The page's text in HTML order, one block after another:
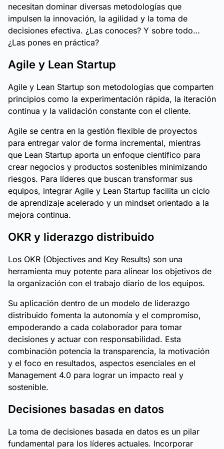
necesitan dominar diversas metodologías que
impulsen la innovación, la agilidad y la toma de
decisiones efectiva. ¿Las conoces? Y sobre todo…
¿Las pones en práctica?
Agile y Lean Startup
Agile y Lean Startup son metodologías que comparten
principios como la experimentación rápida, la iteración
continua y la validación constante con el cliente.
Agile se centra en la gestión flexible de proyectos
para entregar valor de forma incremental, mientras
que Lean Startup aporta un enfoque científico para
crear negocios y productos sostenibles minimizando
riesgos. Para líderes que buscan transformar sus
equipos, integrar Agile y Lean Startup facilita un ciclo
de aprendizaje acelerado y un mindset orientado a la
mejora continua.
OKR y liderazgo distribuido
Los OKR (Objectives and Key Results) son una
herramienta muy potente para alinear los objetivos de
la organización con el trabajo diario de los equipos.
Su aplicación dentro de un modelo de liderazgo
distribuido fomenta la autonomía y el compromiso,
empoderando a cada colaborador para tomar
decisiones y actuar con responsabilidad. Esta
combinación potencia la transparencia, la motivación
y el foco en resultados, aspectos esenciales en el
Management 4.0 para lograr un impacto real y
sostenible.
Decisiones basadas en datos
La toma de decisiones basada en datos es un pilar
fundamental para los líderes actuales. Incorporar